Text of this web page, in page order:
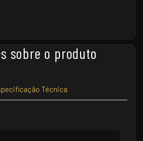
sobre o produto
Técnica